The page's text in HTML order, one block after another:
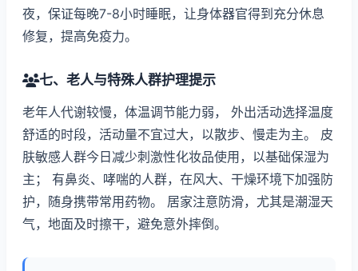
夜，保证每晚7-8小时睡眠，让身体器官得到充分休息
修复，提高免疫力。
七、老人与特殊人群护理提示
老年人代谢较慢，体温调节能力弱， 外出活动选择温度
舒适的时段，活动量不宜过大，以散步、慢走为主。 皮
肤敏感人群今日减少刺激性化妆品使用，以基础保湿为
主； 有鼻炎、哮喘的人群，在风大、干燥环境下加强防
护，随身携带常用药物。 居家注意防滑，尤其是潮湿天
气，地面及时擦干，避免意外摔倒。